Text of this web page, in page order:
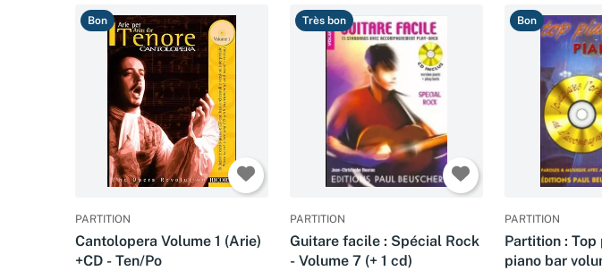
Bon
PARTITION
Cantolopera Volume 1 (Arie)
+CD - Ten/Po
Très bon
PARTITION
Guitare facile : Spécial Rock
- Volume 7 (+ 1 cd)
Bon
PARTITION
Partition :
piano bar